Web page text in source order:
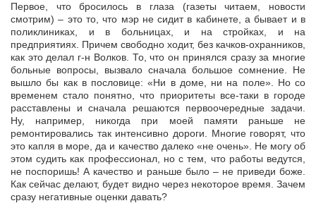
Первое, что бросилось в глаза (газеты читаем, новости
смотрим) – это то, что мэр не сидит в кабинете, а бывает и в
поликлиниках, и в больницах, и на стройках, и на
предприятиях. Причем свободно ходит, без качков-охранников,
как это делал г-н Волков. То, что он принялся сразу за многие
больные вопросы, вызвало сначала большое сомнение. Не
вышло бы как в пословице: «Ни в доме, ни на поле». Но со
временем стало понятно, что приоритеты все-таки в городе
расставлены и сначала решаются первоочередные задачи.
Ну, например, никогда при моей памяти раньше не
ремонтировались так интенсивно дороги. Многие говорят, что
это капля в море, да и качество далеко «не очень». Не могу об
этом судить как профессионал, но с тем, что работы ведутся,
не поспоришь! А качество и раньше было – не приведи боже.
Как сейчас делают, будет видно через некоторое время. Зачем
сразу негативные оценки давать?